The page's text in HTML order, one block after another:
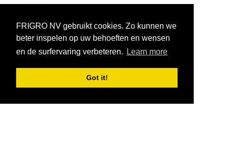
FRIGRO NV gebruikt cookies. Zo kunnen we
beter inspelen op uw behoeften en wensen
en de surfervaring verbeteren.
Learn more
Got it!